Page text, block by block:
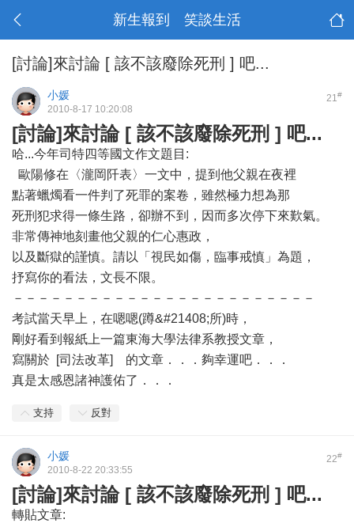
新生報到 笑談生活
[討論]來討論 [ 該不該廢除死刑 ] 吧...
21#
小媛
2010-8-17 10:20:08
[討論]來討論 [ 該不該廢除死刑 ] 吧...
哈...今年司特四等國文作文題目:
歐陽修在〈瀧岡阡表〉一文中，提到他父親在夜裡
點著蠟燭看一件判了死罪的案卷，雖然極力想為那
死刑犯求得一條生路，卻辦不到，因而多次停下來歎氣。
非常傳神地刻畫他父親的仁心惠政，
以及斷獄的謹慎。請以「視民如傷，臨事戒慎」為題，
抒寫你的看法，文長不限。
－－－－－－－－－－－－－－－－－－－－－－－－
考試當天早上，在嗯嗯(蹲&#21408;所)時，
剛好看到報紙上一篇東海大學法律系教授文章，
寫關於 [司法改革] 的文章．．．夠幸運吧．．．
真是太感恩諸神護佑了．．．
支持 反對
22#
小媛
2010-8-22 20:33:55
[討論]來討論 [ 該不該廢除死刑 ] 吧...
轉貼文章: